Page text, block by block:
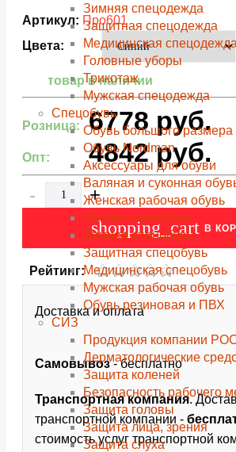
Зимняя спецодежда
Защитная спецодежда
Медицинская спецодежда
Головные уборы
Трикотаж
Мужская спецодежда
Спецобувь
Обувь большого размера
Обувь Nordman
Аксессуары для обуви
Валяная и суконная
Женская рабочая обувь
Летняя спецобувь
Зимняя спецобувь
Защитная спецобувь
Медицинская спецобувь
Мужская рабочая обувь
Обувь резиновая и ПВХ
СИЗ
Продукция компании
Дерматологические
Защита коленей
Безопасность рабочего
Защита головы
Защита лица, зрения
Защита слуха
Артикул: Про601
Цвета:
товар в наличии
Розница: 6778руб.
Опт: 4842руб.
- +
shopping_cart В
Рейтинг:
Доставка и оплата
Самовывоз- бесплатно
Транспортная компания.
транспортной компании -
стоимость услуг транспортной